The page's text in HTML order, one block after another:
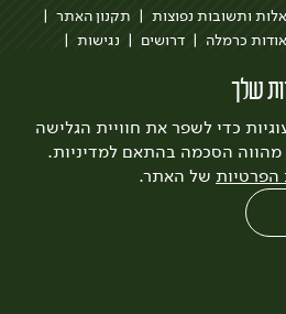
שלך
כדי לשפר את חוויית הגלישה
הסכמה בהתאם למדיניות.
הפרטיות של האתר.
ותשובות נפוצות
תקנון האתר
אודות כרמלה דרושים
נגישות
מדיניות פרטיות
עיצוב:3bears פיתוח:Quatro